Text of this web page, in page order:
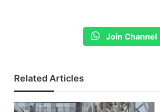
Join Channel
Related Articles